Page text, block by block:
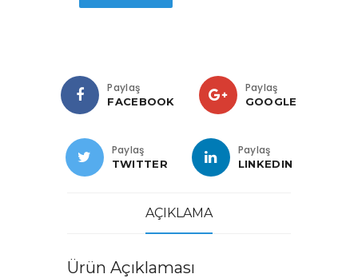
Paylaş
FACEBOOK
Paylaş
GOOGLE
Paylaş
TWITTER
Paylaş
LINKEDIN
AÇIKLAMA
Ürün Açıklaması